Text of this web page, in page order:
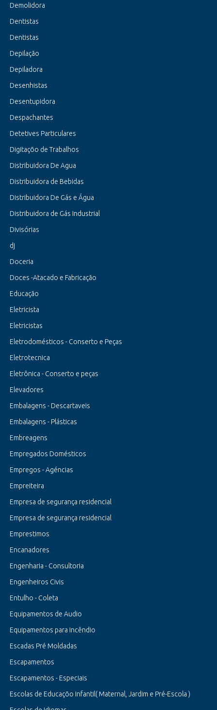
Demolidora
Dentistas
Dentistas
Depilação
Depiladora
Desenhistas
Desentupidora
Despachantes
Detetives Particulares
Digitaçõo de Trabalhos
Distribuidora De Agua
Distribuidora de Bebidas
Distribuidora De Gás e Água
Distribuidora de Gás Industrial
Divisórias
dj
Doceria
Doces -Atacado e Fabricação
Educação
Eletricista
Eletricistas
Eletrodomésticos - Conserto e Peças
Eletrotecnica
Eletrônica - Conserto e peças
Elevadores
Embalagens - Descartaveis
Embalagens - Plásticas
Embreagens
Empregados Domésticos
Empregos - Agéncias
Empreiteira
Empresa de segurança residencial
Empresa de segurança residencial
Emprestimos
Encanadores
Engenharia - Consultoria
Engenheiros Civis
Entulho - Coleta
Equipamentos de Audio
Equipamentos para Incêndio
Escadas Pré Moldadas
Escapamentos
Escapamentos - Especiais
Escolas de Educaçõo Infantil( Maternal, Jardim e Pré-Escola )